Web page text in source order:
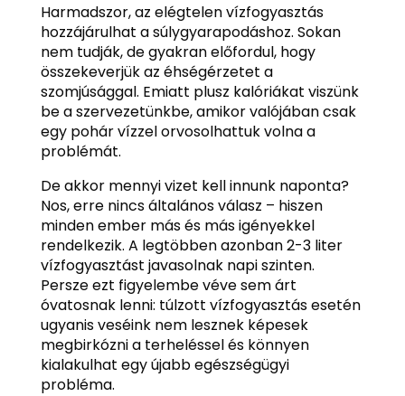
Harmadszor, az elégtelen vízfogyasztás
hozzájárulhat a súlygyarapodáshoz. Sokan
nem tudják, de gyakran előfordul, hogy
összekeverjük az éhségérzetet a
szomjúsággal. Emiatt plusz kalóriákat viszünk
be a szervezetünkbe, amikor valójában csak
egy pohár vízzel orvosolhattuk volna a
problémát.
De akkor mennyi vizet kell innunk naponta?
Nos, erre nincs általános válasz – hiszen
minden ember más és más igényekkel
rendelkezik. A legtöbben azonban 2-3 liter
vízfogyasztást javasolnak napi szinten.
Persze ezt figyelembe véve sem árt
óvatosnak lenni: túlzott vízfogyasztás esetén
ugyanis veséink nem lesznek képesek
megbirkózni a terheléssel és könnyen
kialakulhat egy újabb egészségügyi
probléma.